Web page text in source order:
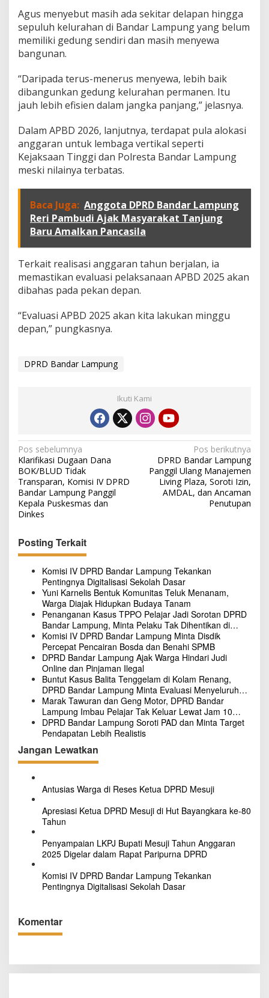
a
n
G
e
n
g
K
e
u
r
a
h
a
n
d
i
A
P
2
0
6
Agus menyebut masih ada sekitar delapan hingga
sepuluh kelurahan di Bandar Lampung yang belum
memiliki gedung sendiri dan masih menyewa
bangunan.
“Daripada terus-menerus menyewa, lebih baik
dibangunkan gedung kelurahan permanen. Itu
jauh lebih efisien dalam jangka panjang,” jelasnya.
Dalam APBD 2026, lanjutnya, terdapat pula alokasi
anggaran untuk lembaga vertikal seperti
Kejaksaan Tinggi dan Polresta Bandar Lampung
meski nilainya terbatas.
Baca Juga: Anggota DPRD Bandar Lampung
Reri Pambudi Ajak Masyarakat Tanjung
Baru Amalkan Pancasila
Terkait realisasi anggaran tahun berjalan, ia
memastikan evaluasi pelaksanaan APBD 2025 akan
dibahas pada pekan depan.
“Evaluasi APBD 2025 akan kita lakukan minggu
depan,” pungkasnya.
DPRD Bandar Lampung
Ikuti Kami
N
a
v
i
g
a
s
Pos sebelumnya
Klarifikasi Dugaan Dana
BOK/BLUD Tidak
Transparan, Komisi IV DPRD
Bandar Lampung Panggil
Kepala Puskesmas dan
Dinkes
Pos berikutnya
DPRD Bandar Lampung
Panggil Ulang Manajemen
Living Plaza, Soroti Izin,
AMDAL, dan Ancaman
Penutupan
Posting Terkait
Komisi IV DPRD Bandar Lampung Tekankan
Pentingnya Digitalisasi Sekolah Dasar
Yuni Karnelis Bentuk Komunitas Teluk Menanam,
Warga Diajak Hidupkan Budaya Tanam
Penanganan Kasus TPPO Pelajar Jadi Sorotan DPRD
Bandar Lampung, Minta Pelaku Tak Dihentikan di
Tersangka Awal
Komisi IV DPRD Bandar Lampung Minta Disdik
Percepat Pencairan Bosda dan Benahi SPMB
DPRD Bandar Lampung Ajak Warga Hindari Judi
Online dan Pinjaman Ilegal
Buntut Kasus Balita Tenggelam di Kolam Renang,
DPRD Bandar Lampung Minta Evaluasi Menyeluruh
Hotel
Marak Tawuran dan Geng Motor, DPRD Bandar
Lampung Imbau Pelajar Tak Keluar Lewat Jam 10
Malam
DPRD Bandar Lampung Soroti PAD dan Minta Target
Pendapatan Lebih Realistis
Jangan Lewatkan
Antusias Warga di Reses Ketua DPRD Mesuji
Apresiasi Ketua DPRD Mesuji di Hut Bayangkara ke-80
Tahun
Penyampaian LKPJ Bupati Mesuji Tahun Anggaran
2025 Digelar dalam Rapat Paripurna DPRD
Komisi IV DPRD Bandar Lampung Tekankan
Pentingnya Digitalisasi Sekolah Dasar
Komentar